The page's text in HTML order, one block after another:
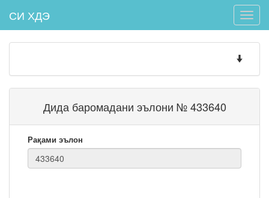
Toggle
СИ ХДЭ
Toggle
Дида баромадани эълони № 433640
Рақами эълон